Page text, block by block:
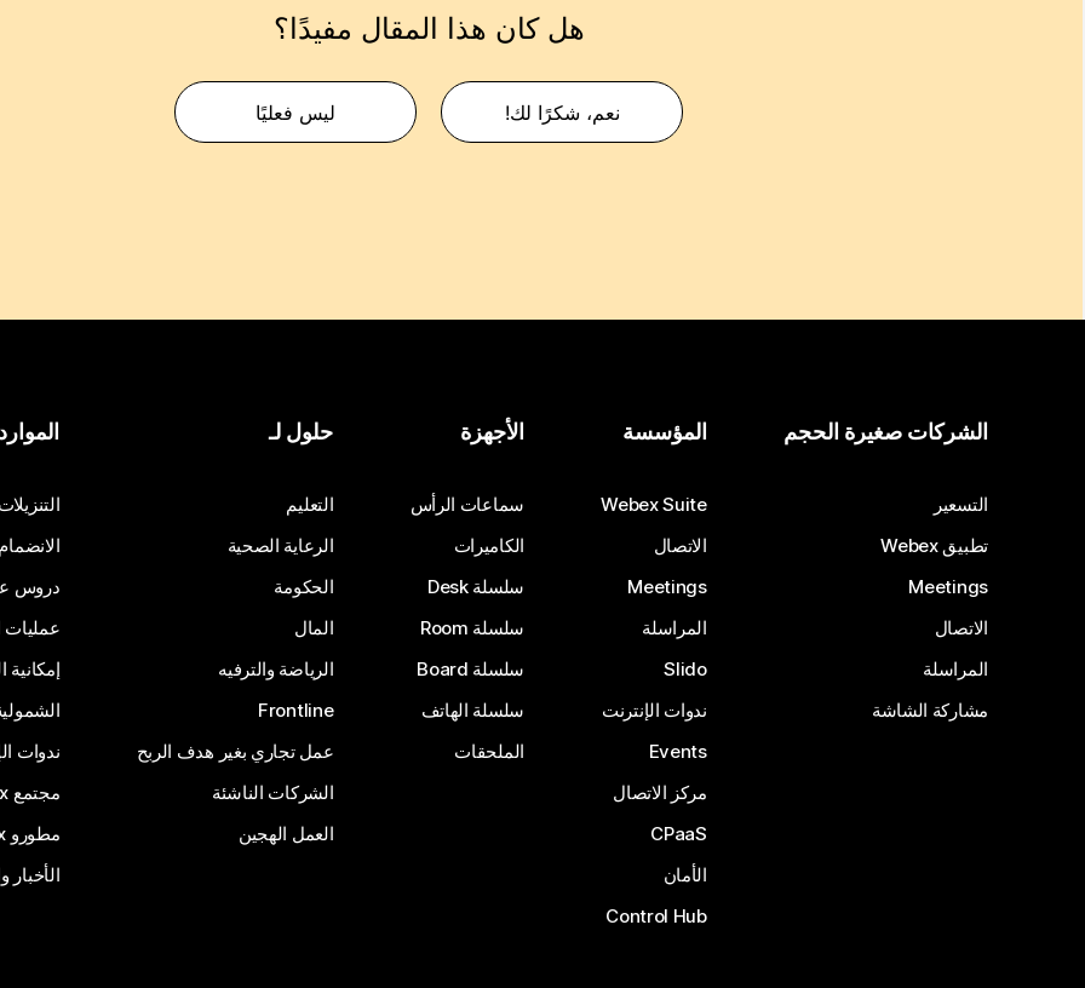
هل كان هذا المقال مفيدًا؟
نعم، شكرًا لك! ليس فعليًا
الشركات صغيرة الحجم
التسعير
تطبيق Webex
Meetings
الاتصال
المراسلة
مشاركة الشاشة
المؤسسة
Webex Suite
الاتصال
Meetings
المراسلة
Slido
ندوات الإنترنت
Events
مركز الاتصال
CPaaS
الأمان
Control Hub
الأجهزة
سماعات الرأس
الكاميرات
سلسلة Desk
سلسلة Room
سلسلة Board
سلسلة الهاتف
الملحقات
حلول لـ
التعليم
الرعاية الصحية
الحكومة
المال
الرياضة والترفيه
Frontline
عمل تجاري بغير هدف الربح
الشركات الناشئة
العمل الهجين
الموارد
التنزيلات
دروس
عمليات
ندوات
مجتمع Webex
مطورو Webex
الأخبار